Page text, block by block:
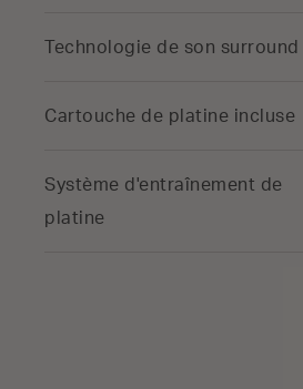
Technologie de son surround
Cartouche de platine incluse
Système d'entraînement de
platine